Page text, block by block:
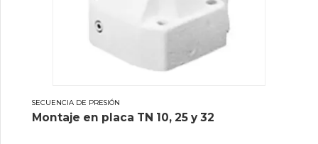
SECUENCIA DE PRESIÓN
Montaje en placa TN 10, 25 y 32